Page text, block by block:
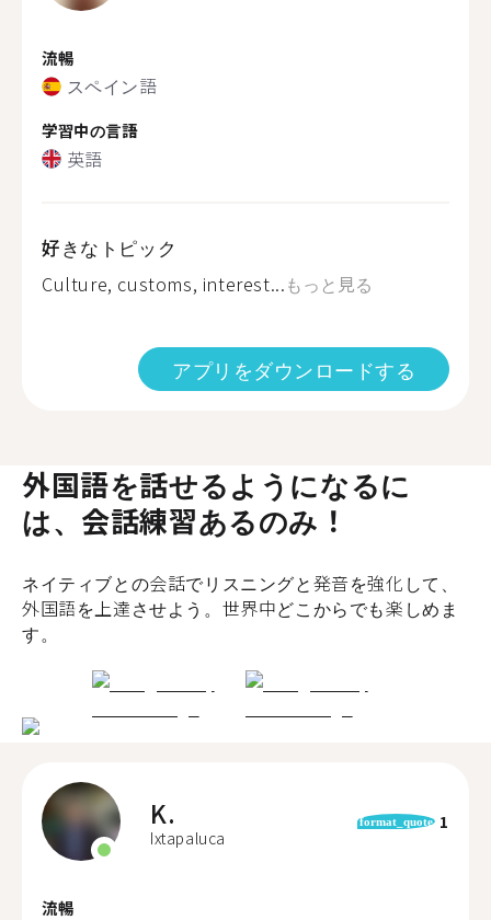
流暢
スペイン語
学習中の言語
英語
好きなトピック
Culture, customs, interest...もっと見る
アプリをダウンロードする
外国語を話せるようになるに
は、会話練習あるのみ！
ネイティブとの会話でリスニングと発音を強化して、
外国語を上達させよう。世界中どこからでも楽しめま
す。
K.
Ixtapaluca
format_quote 1
流暢